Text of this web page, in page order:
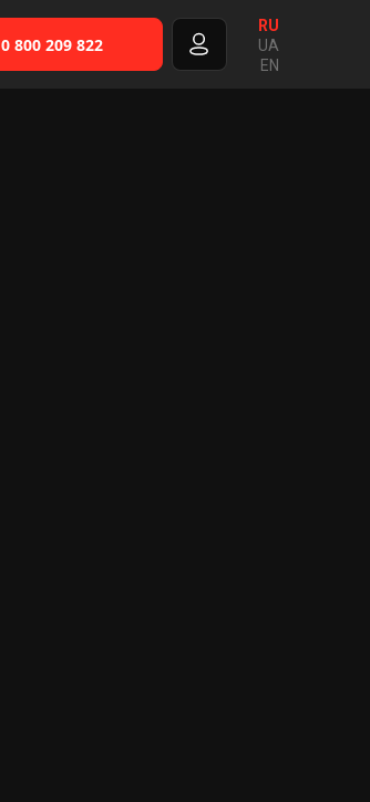
0 800 209 822
RU
UA
EN